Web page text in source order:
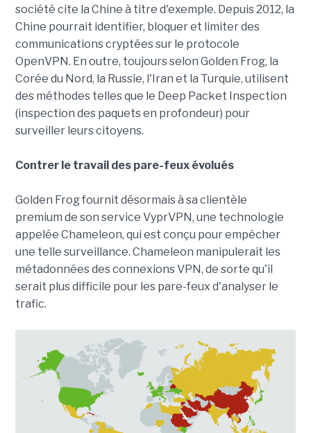
société cite la Chine à titre d'exemple. Depuis 2012, la
Chine pourrait identifier, bloquer et limiter des
communications cryptées sur le protocole
OpenVPN. En outre, toujours selon Golden Frog, la
Corée du Nord, la Russie, l'Iran et la Turquie, utilisent
des méthodes telles que le Deep Packet Inspection
(inspection des paquets en profondeur) pour
surveiller leurs citoyens.
Contrer le travail des pare-feux évolués
Golden Frog fournit désormais à sa clientèle
premium de son service VyprVPN, une technologie
appelée Chameleon, qui est conçu pour empêcher
une telle surveillance. Chameleon manipulerait les
métadonnées des connexions VPN, de sorte qu'il
serait plus difficile pour les pare-feux d'analyser le
trafic.